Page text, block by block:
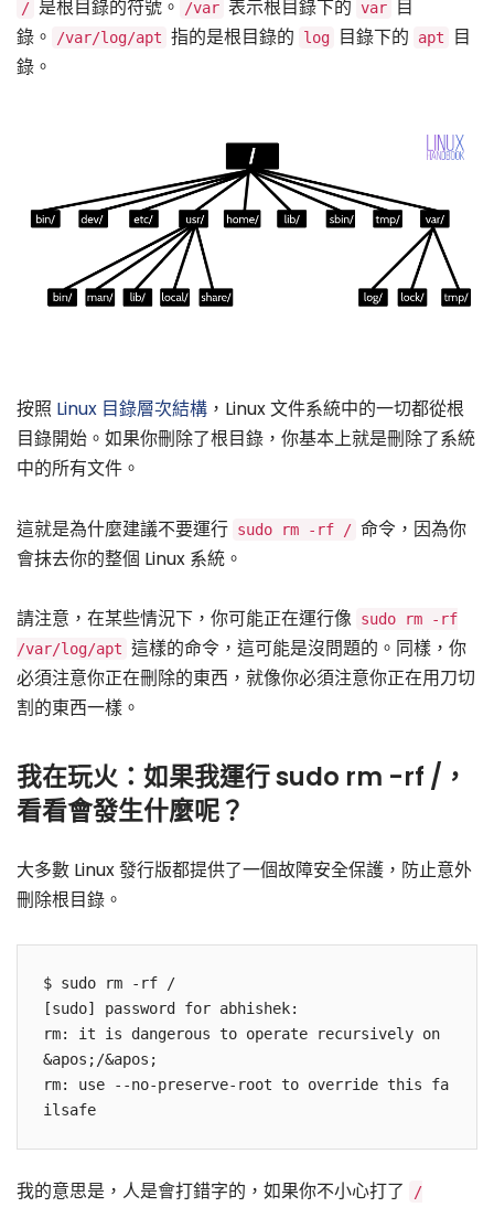
/ 是根目錄的符號。 /var 表示根目錄下的 var
目
錄。
/var/log/apt 指的是根目錄的 log 目錄下的 apt
目
錄。
按照 Linux 目錄層次結構 ，Linux 文件系統中的一切都從根
目錄開始。如果你刪除了根目錄，你基本上就是刪除了系統
中的所有文件。
這就是為什麼建議不要運行 sudo rm -rf / 命令，因為你
會抹去你的整個 Linux 系統。
請注意，在某些情況下，你可能正在運行像 sudo rm -rf
/var/log/apt 這樣的命令，這可能是沒問題的。同樣，你
必須注意你正在刪除的東西，就像你必須注意你正在用刀切
割的東西一樣。
我在玩火：如果我運行 sudo rm -rf /，
看看會發生什麼呢？
大多數 Linux 發行版都提供了一個故障安全保護，防止意外
刪除根目錄。
$ sudo rm -rf /
[sudo] password for abhishek:
rm: it is dangerous to operate recursively on
&apos;/&apos;
rm: use --no-preserve-root to override this fa
我的意思是，人是會打錯字的，如果你不小心打了
/